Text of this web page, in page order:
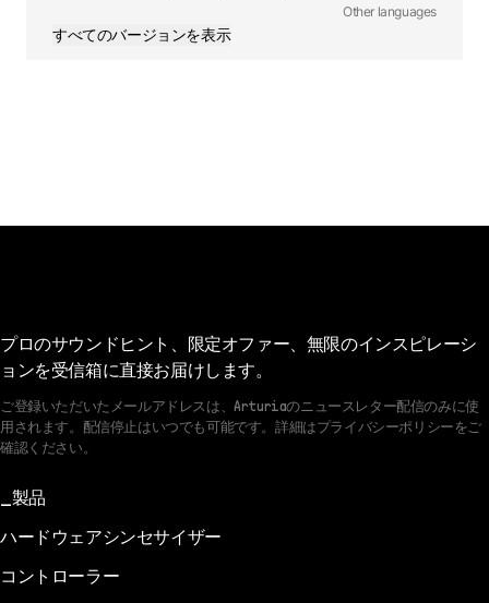
Other languages
すべてのバージョンを表示
プロのサウンドヒント、限定オファー、無限のインスピレーシ
ョンを受信箱に直接お届けします。
ご登録いただいたメールアドレスは、Arturiaのニュースレター配信のみに使
用されます。配信停止はいつでも可能です。詳細はプライバシーポリシーをご
確認ください。
製品
ハードウェアシンセサイザー
コントローラー